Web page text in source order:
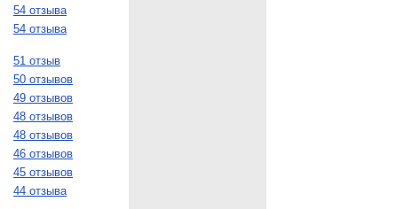
54 отзыва
54 отзыва
51 отзыв
50 отзывов
49 отзывов
48 отзывов
48 отзывов
46 отзывов
45 отзывов
44 отзыва